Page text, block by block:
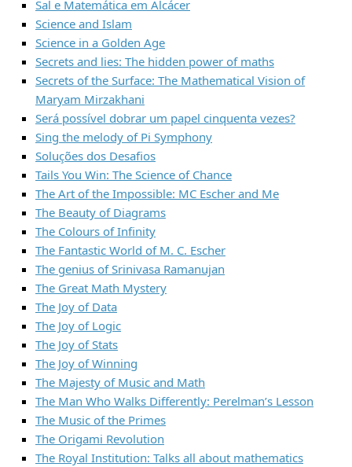
Sal e Matemática em Alcácer
Science and Islam
Science in a Golden Age
Secrets and lies: The hidden power of maths
Secrets of the Surface: The Mathematical Vision of
Maryam Mirzakhani
Será possível dobrar um papel cinquenta vezes?
Sing the melody of Pi Symphony
Soluções dos Desafios
Tails You Win: The Science of Chance
The Art of the Impossible: MC Escher and Me
The Beauty of Diagrams
The Colours of Infinity
The Fantastic World of M. C. Escher
The genius of Srinivasa Ramanujan
The Great Math Mystery
The Joy of Data
The Joy of Logic
The Joy of Stats
The Joy of Winning
The Majesty of Music and Math
The Man Who Walks Differently: Perelman’s Lesson
The Music of the Primes
The Origami Revolution
The Royal Institution: Talks all about mathematics